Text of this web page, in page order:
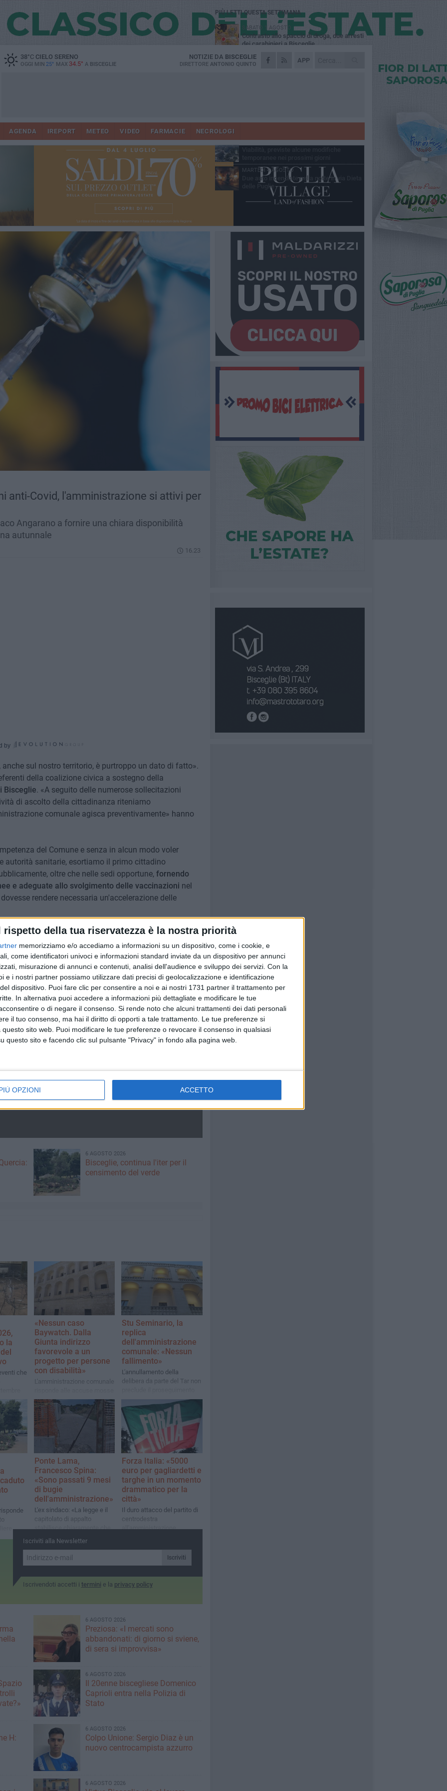
rispetto della tua riservatezza è la nostra priorità
memorizziamo e/o accediamo a informazioni su un dispositivo, come i cookie, e
come identificatori univoci e informazioni standard inviate da un dispositivo per annunci
misurazione di annunci e contenuti, analisi dell'audience e sviluppo dei servizi. Con la
e i nostri partner possiamo utilizzare dati precisi di geolocalizzazione e identificazione
dispositivo. Puoi fare clic per consentire a noi e ai nostri 1731 partner il trattamento per
In alternativa puoi accedere a informazioni più dettagliate e modificare le tue
o di negare il consenso. Si rende noto che alcuni trattamenti dei dati personali
il tuo consenso, ma hai il diritto di opporti a tale trattamento. Le tue preferenze si
sito web. Puoi modificare le tue preferenze o revocare il consenso in qualsiasi
questo sito e facendo clic sul pulsante "Privacy" in fondo alla pagina web.
OPZIONI ACCETTO
38°CCIELO SERENO
OGGI MIN 25° MAX 34.5° A BISCEGLIE
APP
NOTIZIE DA BISCEGLIE
DIRETTORE ANTONIO QUINTO
AGENDA IREPORT METEO VIDEO FARMACIE NECROLOGI
anti-Covid, l'amministrazione si attivi per
Angarano a fornire una chiara disponibilità
autunnale
16.23
by
sul nostro territorio, è purtroppo un dato di fatto».
della coalizione civica a sostegno della
Bisceglie. «A seguito delle numerose sollecitazioni
di ascolto della cittadinanza riteniamo
comunale agisca preventivamente» hanno
del Comune e senza in alcun modo voler
autorità sanitarie, esortiamo il primo cittadino
oltre che nelle sedi opportune, fornendo
e adeguate allo svolgimento delle vaccinazioni nel
rendere necessaria un'accelerazione delle
di "calma apparente", unapianificazione anticipata e
in cui si dovesse verificare l'esigenza di
consistente di cittadini biscegliesi (non solo over 60)
con senso di responsabilità e costruttività, è
stesso a comunicare tempestivamente con la
che riguarda la salute dei biscegliesi, siamo
e al dialogo, con proposte di natura logistica e
cittadini».
6 AGOSTO 2026
Bisceglie, continua l'iter per il
censimento del verde
la
che
«Nessun caso
Baywatch. Dalla
Giunta indirizzo
favorevole a un
progetto per persone
con disabilità»
L'amministrazione comunale
da Francesco Spina
Stu Seminario, la
replica
dell'amministrazione
comunale: «Nessun
fallimento»
L'annullamento della
delibera da parte del Tar non
Ponte Lama,
Francesco Spina:
«Sono passati 9 mesi
di bugie
dell'amministrazione»
L'ex sindaco: «La legge e il
capitolato di appalto
stabilisce chiaramente che
l'impresa appaltatrice ha
completamente il cantiere e
Forza Italia: «5000
euro per gagliardetti e
targhe in un momento
drammatico per la
città»
Il duro attacco del partito di
centrodestra
all'amministrazione
Iscriviti alla Newsletter
Iscriviti
Iscrivendoti accetti i termini e la privacy policy
6 AGOSTO 2026
Preziosa: «I mercati sono
abbandonati: di giorno si sviene,
di sera si improvvisa»
6 AGOSTO 2026
Il 20enne biscegliese Domenico
Caprioli entra nella Polizia di
Stato
H:
6 AGOSTO 2026
Colpo Unione: Sergio Diaz è un
nuovo centrocampista azzurro
6 AGOSTO 2026
PIÙ LETTI QUESTA SETTIMANA
SABATO 1 AGOSTO
Contrasto allo spaccio di droga, due arresti
dei carabinieri a Bisceglie
VENERDÌ 31 LUGLIO
Torna l'appuntamento con la Pastasciutta
Dramma alla spiaggia Bi-Marmi: un
VENERDÌ 31 LUGLIO
MARTEDÌ 4 AGOSTO
Due auto incendiate nella notte in via Dieta
delle Puglie